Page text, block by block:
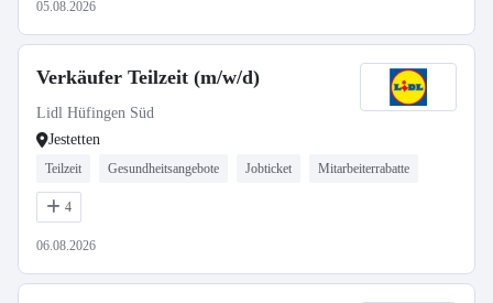
05.08.2026
Verkäufer Teilzeit (m/w/d)
Lidl Hüfingen Süd
Jestetten
Teilzeit Gesundheitsangebote Jobticket Mitarbeiterrabatte
4
06.08.2026